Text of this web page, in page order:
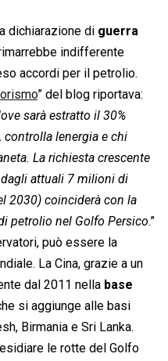
dichiarazione di guerra
indifferente
accordi per il petrolio.
” del blog riportava:
sarà estratto il 30%
lenergia e chi
La richiesta crescente
attuali 7 milioni di
2030) coinciderà con la
petrolio nel Golfo Persico.”
può essere la
La Cina, grazie a un
dal 2011 nella base
si aggiunge alle basi
Birmania e Sri Lanka.
le rotte del Golfo